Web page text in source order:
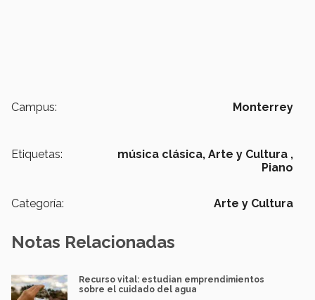
Campus: Monterrey
Etiquetas: música clásica, Arte y Cultura ,
Piano
Categoría: Arte y Cultura
Notas Relacionadas
Recurso vital: estudian emprendimientos
sobre el cuidado del agua